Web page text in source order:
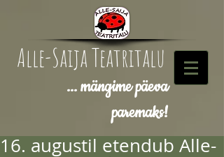
Alle-Saija Teatritalu
... mängime päeva
paremaks!
16. augustil etendub Alle-